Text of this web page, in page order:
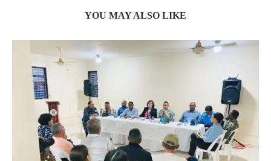
YOU MAY ALSO LIKE